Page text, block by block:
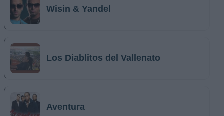
Wisin & Yandel
Los Diablitos del Vallenato
Aventura